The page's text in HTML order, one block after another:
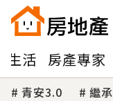
生活 房產專家
青安3.0 繼承